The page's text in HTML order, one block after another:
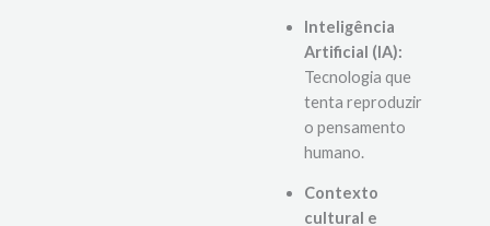
Inteligência
Artificial (IA):
Tecnologia que
tenta reproduzir
o pensamento
humano.
Contexto
cultural e